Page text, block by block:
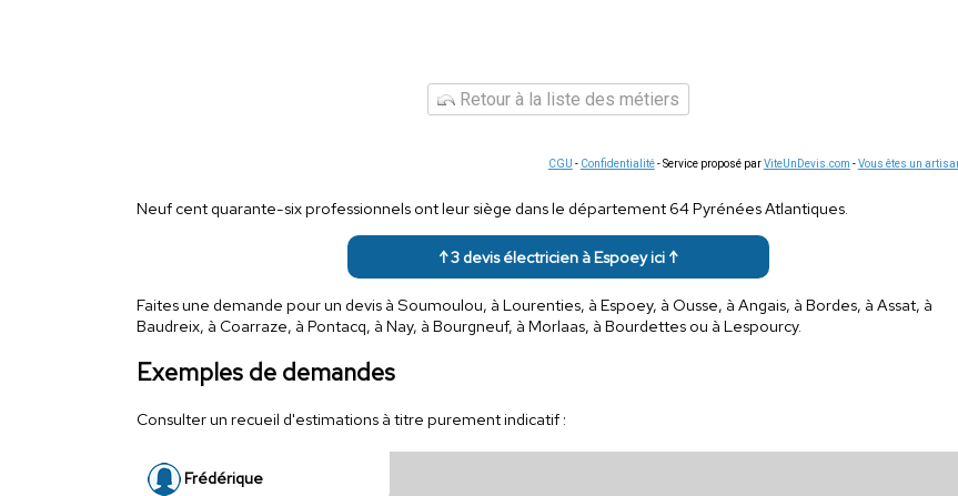
Retour à la liste des métiers
CGU - Confidentialité- Service proposé parViteUnDevis.com -Vous êtes un
Neuf cent quarante-six professionnels ont leur siège dans le département 64 Pyrénées Atlantiques.
↑ 3 devis électricien à Espoey ici ↑
Faites une demande pour un devis à Soumoulou, à Lourenties, à Espoey, à Ousse, à Angais, à Bordes, à Assat, à
Baudreix, à Coarraze, à Pontacq, à Nay, à Bourgneuf, à Morlaas, à Bourdettes ou à Lespourcy.
Exemples de demandes
Consulter un recueil d'estimations à titre purement indicatif :
Frédérique